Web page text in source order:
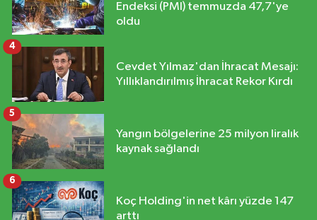
Endeksi (PMI) temmuzda 47,7'ye
oldu
Cevdet Yılmaz'dan İhracat Mesajı:
Yıllıklandırılmış İhracat Rekor Kırdı
4
Yangın bölgelerine 25 milyon liralık
kaynak sağlandı
5
Koç Holding'in net kârı yüzde 147
arttı
6